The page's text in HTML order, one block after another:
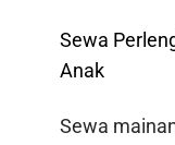
Sewa
Anak
Sewa